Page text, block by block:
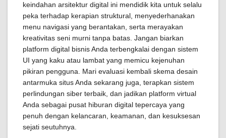
keindahan arsitektur digital ini mendidik kita untuk selalu
peka terhadap kerapian struktural, menyederhanakan
menu navigasi yang berantakan, serta merayakan
kreativitas seni murni tanpa batas. Jangan biarkan
platform digital bisnis Anda terbengkalai dengan sistem
UI yang kaku atau lambat yang memicu kejenuhan
pikiran pengguna. Mari evaluasi kembali skema desain
antarmuka situs Anda sekarang juga, terapkan sistem
perlindungan siber terbaik, dan jadikan platform virtual
Anda sebagai pusat hiburan digital tepercaya yang
penuh dengan kelancaran, keamanan, dan kesuksesan
sejati seutuhnya.